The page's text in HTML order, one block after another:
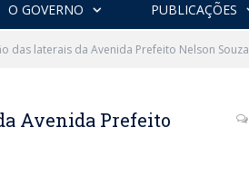
O GOVERNO PUBLICAÇÕES
das laterais da Avenida Prefeito Nelson Souza
Avenida Prefeito